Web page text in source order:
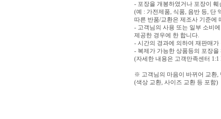
- 포장을 개봉하였거나 포장이
(예 : 가전제품, 식품, 음반 등, 단
따른 반품/교환은 제조사 기준에
- 고객님의 사용 또는 일부 소비
제공한 경우에 한 합니다.
- 시간의 경과에 의하여 재판매
- 복제가 가능한 상품등의 포장을
(자세한 내용은 고객만족센터
※ 고객님의 마음이 바뀌어 교환,
(색상 교환, 사이즈 교환 등 포함)